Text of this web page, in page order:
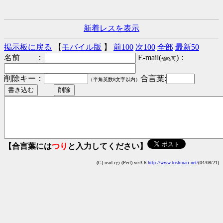
新着レスを表示
掲示板に戻る 【 モバイル版 】 前100 次100 全部 最新50
名前 ：
E-mail(省略可)：
削除キー： （半角英数8文字以内） 合言葉:
【合言葉にはつり と入力してください】
(C) read.cgi (Perl) ver3.6 http://www.toshinari.net/(04/08/21)